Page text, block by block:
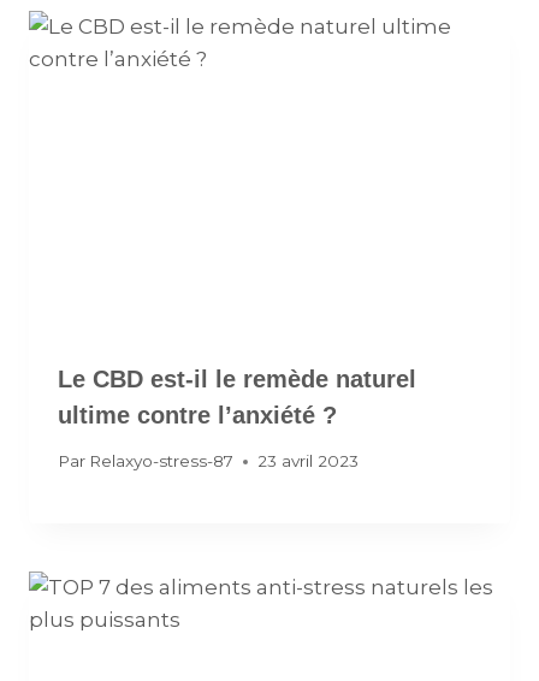
Le CBD est-il le remède naturel
ultime contre l’anxiété ?
Par Relaxyo-stress-87 23 avril 2023